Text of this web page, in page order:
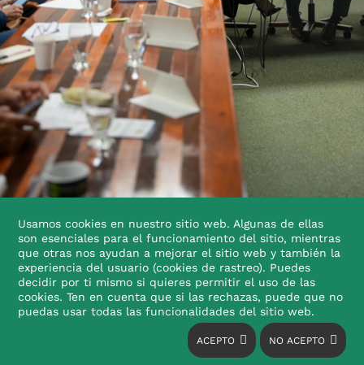
Gobernación de Caldas y gremio cafetero fortalecen
alianza estratégica para garantizar la seguridad de cara
elecciones cafeteras y el Plan Cosecha
Miércoles, 05 2026 Agosto

Usamos cookies en nuestro sitio web. Algunas de ellas
son esenciales para el funcionamiento del sitio, mientras
que otras nos ayudan a mejorar el sitio web y también la
experiencia del usuario (cookies de rastreo). Puedes
decidir por ti mismo si quieres permitir el uso de las
cookies. Ten en cuenta que si las rechazas, puede que no
puedas usar todas las funcionalidades del sitio web.
ACEPTO NO ACEPTO